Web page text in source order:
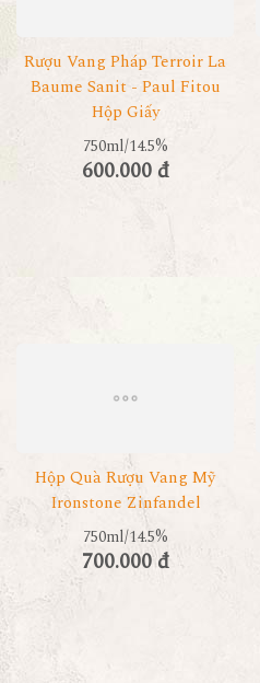
Rượu Vang Pháp Terroir La
Baume Sanit - Paul Fitou
Hộp Giấy
750ml/14.5%
600.000 đ
Hộp Quà Rượu Vang Mỹ
Ironstone Zinfandel
750ml/14.5%
700.000 đ